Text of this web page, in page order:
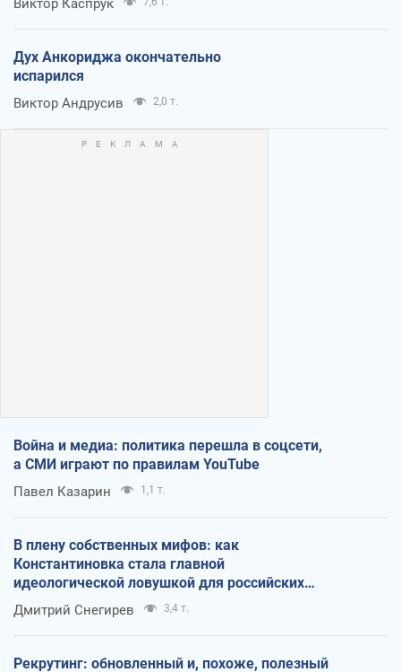
Дух Анкориджа окончательно
испарился
Виктор Андрусив 2,0 т.
Война и медиа: политика перешла в соцсети,
а СМИ играют по правилам YouTube
Павел Казарин 1,1 т.
В плену собственных мифов: как
Константиновка стала главной
идеологической ловушкой для российских
оккупантов
Дмитрий Снегирев 3,4 т.
Рекрутинг: обновленный и, похоже, полезный